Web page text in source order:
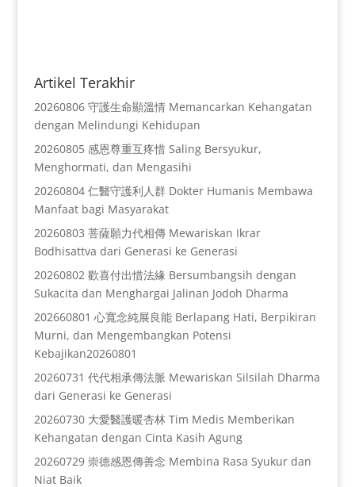
Artikel Terakhir
20260806 守護生命顯溫情 Memancarkan Kehangatan
dengan Melindungi Kehidupan
20260805 感恩尊重互疼惜 Saling Bersyukur,
Menghormati, dan Mengasihi
20260804 仁醫守護利人群 Dokter Humanis Membawa
Manfaat bagi Masyarakat
20260803 菩薩願力代相傳 Mewariskan Ikrar
Bodhisattva dari Generasi ke Generasi
20260802 歡喜付出惜法緣 Bersumbangsih dengan
Sukacita dan Menghargai Jalinan Jodoh Dharma
202660801 心寬念純展良能 Berlapang Hati, Berpikiran
Murni, dan Mengembangkan Potensi
Kebajikan20260801
20260731 代代相承傳法脈 Mewariskan Silsilah Dharma
dari Generasi ke Generasi
20260730 大愛醫護暖杏林 Tim Medis Memberikan
Kehangatan dengan Cinta Kasih Agung
20260729 崇德感恩傳善念 Membina Rasa Syukur dan
Niat Baik